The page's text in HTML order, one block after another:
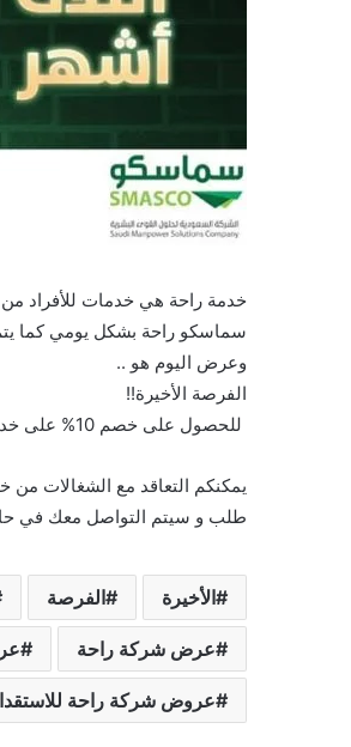
خدمة راحة هي خدمات للأفراد
سماسكو راحة بشكل يومي كما
وعرض اليوم هو ..
الفرصة الأخيرة!!‬
‫ للحصول على خصم 10% على ⁧‫خدمة عاملة منزلية مقيمة‬⁩ من ⁧‫#سماسكو‬⁩ ‬… .
طلب و سيتم التواصل معك في
الأخيرة الفرصة
عرض شركة راحة
عروض شركة راحة